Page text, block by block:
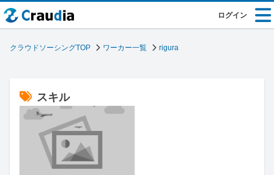
ログイン
クラウドソーシングTOP ワーカー一覧 rigura
スキル